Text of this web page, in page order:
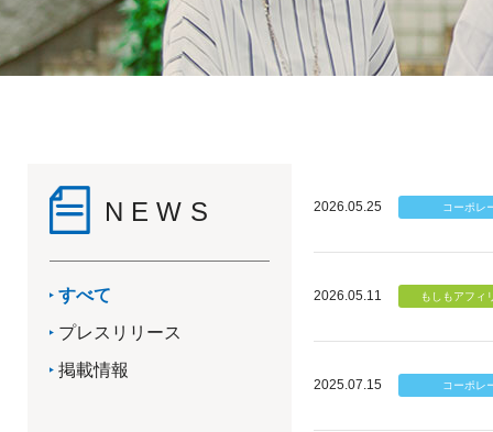
NEWS
すべて
プレスリリース
掲載情報
2026.05.25
2026.05.11
2025.07.15